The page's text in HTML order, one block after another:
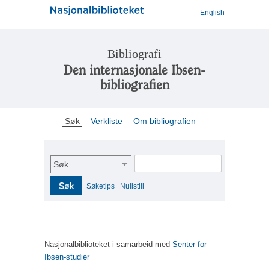
English
Bibliografi
Den internasjonale Ibsen-
bibliografien
Søk Verkliste Om bibliografien
Søk
Søk Søketips Nullstill
Nasjonalbiblioteket i samarbeid med Senter for
Ibsen-studier